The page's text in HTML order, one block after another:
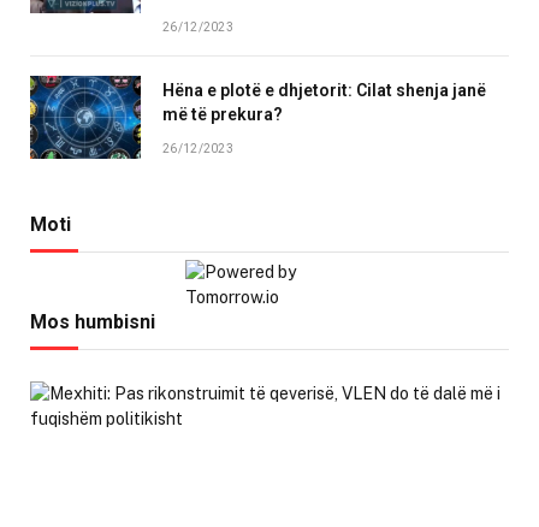
26/12/2023
Hëna e plotë e dhjetorit: Cilat shenja janë
më të prekura?
26/12/2023
Moti
Mos humbisni